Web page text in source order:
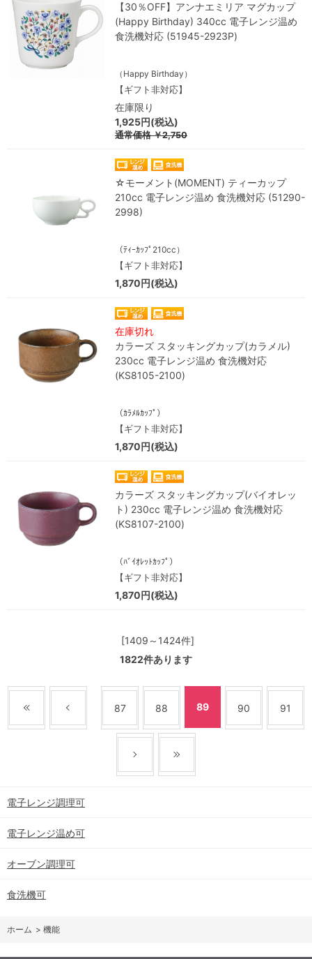
【30％OFF】アンナエミリア マグカップ
(Happy Birthday) 340cc 電子レンジ温め
食洗機対応 (51945-2923P)
（Happy Birthday）
【ギフト非対応】
在庫限り
1,925円(税込)
通常価格￥2,750
☆モーメント(MOMENT) ティーカップ
210cc 電子レンジ温め 食洗機対応 (51290-
2998)
（ﾃｨｰｶｯﾌﾟ210cc）
【ギフト非対応】
1,870円(税込)
在庫切れ
カラーズ スタッキングカップ(カラメル)
230cc 電子レンジ温め 食洗機対応
(KS8105-2100)
（ｶﾗﾒﾙｶｯﾌﾟ）
【ギフト非対応】
1,870円(税込)
カラーズ スタッキングカップ(バイオレッ
ト) 230cc 電子レンジ温め 食洗機対応
(KS8107-2100)
（ﾊﾞｲｵﾚｯﾄｶｯﾌﾟ）
【ギフト非対応】
1,870円(税込)
[1409～1424件]
1822件あります
87 88 89 90 91
電子レンジ調理可
電子レンジ温め可
オーブン調理可
食洗機可
ホーム > 機能